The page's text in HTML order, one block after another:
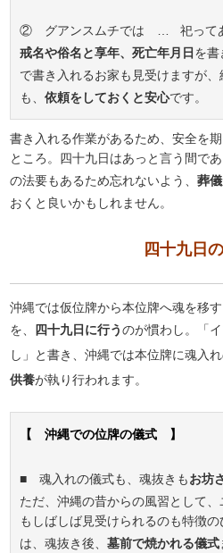
② グアンスムチでは … 祀ってあ
戒名や俗名と享年、死亡年月日 を書
で書き入れるお家も見受けますが
も、依頼をしておくと安心です。
書き入れる作業があるため、安全を
ところ。四十九日はあっと言う間で
の法要もあるため忘れないよう、葬
おくと良いかもしれません。
四十九日
沖縄では仮位牌から本位牌へ魂を移
を、
四十九日に行うのが慣わし。「
し」と書き、沖縄では本位牌に魂入
供養が執り行われます。
【 沖縄での位牌の儀式 】
■ 魂入れの儀式も、魂抜きもお坊
ただ、沖縄の昔からの風習として
もしばしば見受けられるのも特徴の
は、魂抜き後、墓前で焼かれる儀式